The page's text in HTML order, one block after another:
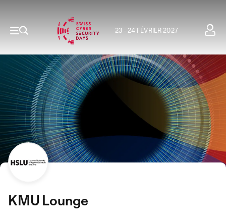
23 - 24 FÉVRIER 2027
KMU Lounge